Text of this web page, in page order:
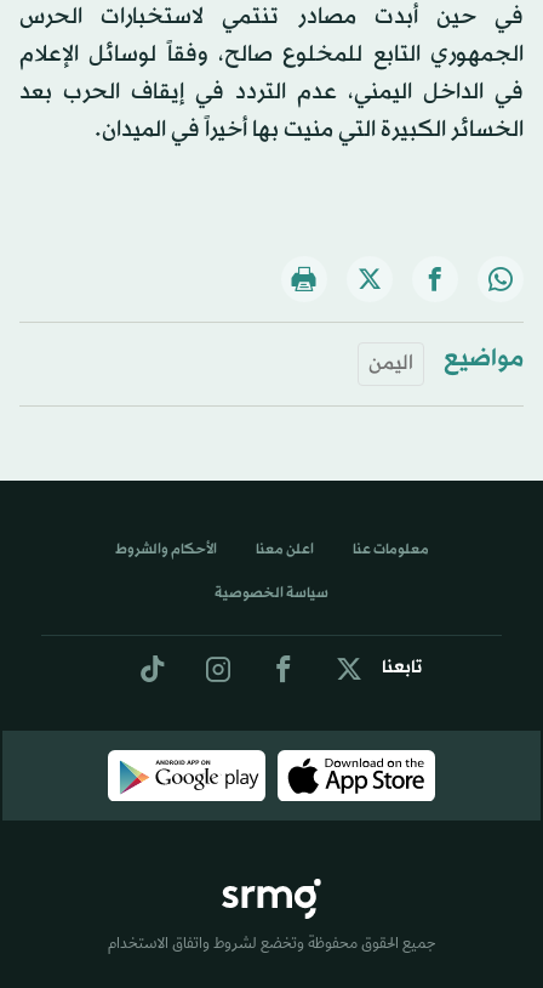
في حين أبدت مصادر تنتمي لاستخبارات الحرس
الجمهوري التابع للمخلوع صالح، وفقاً لوسائل الإعلام
في الداخل اليمني، عدم التردد في إيقاف الحرب بعد
الخسائر الكبيرة التي منيت بها أخيراً في الميدان.
مواضيع اليمن
تابعنا
معلومات عنا اعلن معنا الأحكام والشروط
سياسة الخصوصية
جميع الحقوق محفوظة وتخضع لشروط واتفاق الاستخدام